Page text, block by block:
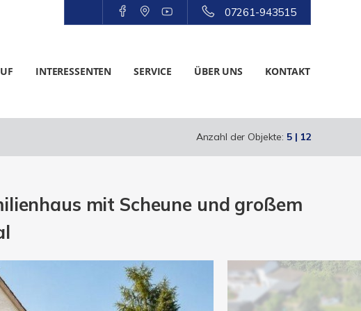
07261-943515
INTERESSENTEN SERVICE ÜBER UNS KONTAKT
Anzahl der Objekte: 5 | 12
mit Scheune und großem